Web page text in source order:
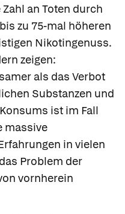
an Toten durch
zu 75-mal höheren
Nikotingenuss.
zeigen:
als das Verbot
Substanzen und
ist im Fall
massive
in vielen
Problem der
vornherein